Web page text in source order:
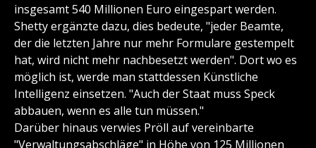
insgesamt 540 Millionen Euro eingespart werden.
Shetty ergänzte dazu, dies bedeute, "jeder Beamte,
der die letzten Jahre nur mehr Formulare gestempelt
hat, wird nicht mehr nachbesetzt werden". Dort wo es
möglich ist, werde man stattdessen Künstliche
Intelligenz einsetzen. "Auch der Staat muss Speck
abbauen, wenn es alle tun müssen."
Darüber hinaus verwies Pröll auf vereinbarte
"Verwaltungsabschläge" in Höhe von 125 Millionen